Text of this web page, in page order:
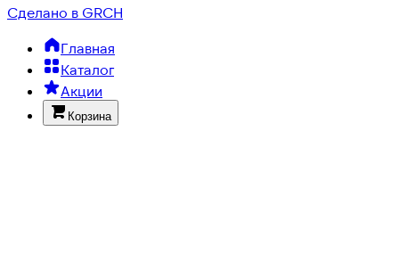
Сделано в GRCH
Главная
Каталог
Акции
Корзина